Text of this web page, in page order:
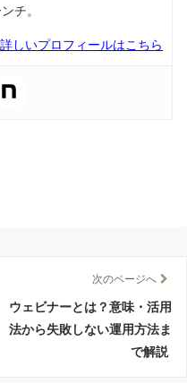
チ。
詳しいプロフィールはこちら
次のページへ
ウェビナーとは？意味・活用
法から失敗しない運用方法ま
で解説